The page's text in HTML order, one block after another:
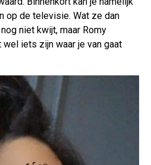
op de televisie. Wat ze dan
niet kwijt, maar Romy
iets zijn waar je van gaat